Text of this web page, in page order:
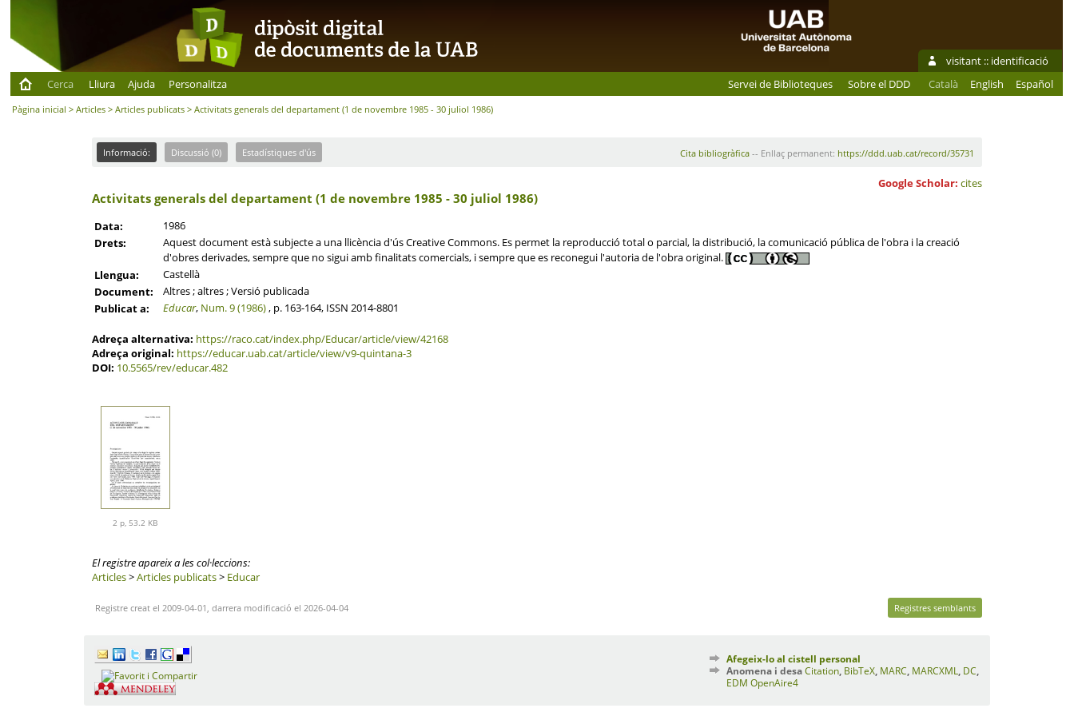
visitant :: identificació
Cerca
Lliura Ajuda Personalitza Servei de Biblioteques Sobre el DDD Català English Español
Pàgina inicial >Articles >Articles publicats > Activitats generals del departament (1 de novembre 1985 - 30 juliol 1986)
Informació: Discussió (0) Estadístiques d'ús Cita bibliogràfica-- Enllaç permanent: https://ddd.uab.cat/record/35731
Google Scholar: cites
Activitats generals del departament (1 de novembre 1985 - 30 juliol 1986)
Data:
1986
Drets:
Aquest document està subjecte a una llicència d'ús Creative Commons. Es permet la reproducció total o parcial, la distribució, la comunicació pública de l'obra i la creació
d'obres derivades, sempre que no sigui amb finalitats comercials, i sempre que es reconegui l'autoria de l'obra original.
Llengua:
Castellà
Document:
Altres ; altres ; Versió publicada
Publicat a:
Educar, Num. 9 (1986), p. 163-164, ISSN 2014-8801
Adreça alternativa: https://raco.cat/index.php/Educar/article/view/42168
Adreça original: https://educar.uab.cat/article/view/v9-quintana-3
DOI: 10.5565/rev/educar.482
2 p, 53.2 KB
El registre apareix a les col·leccions:
Articles>Articles publicats> Educar
Registre creat el 2009-04-01, darrera modificació el 2026-04-04 Registres semblants
Afegeix-lo al cistell personal
Anomena i desaCitation BibTeX MARC MARCXML DC
EDM OpenAire4